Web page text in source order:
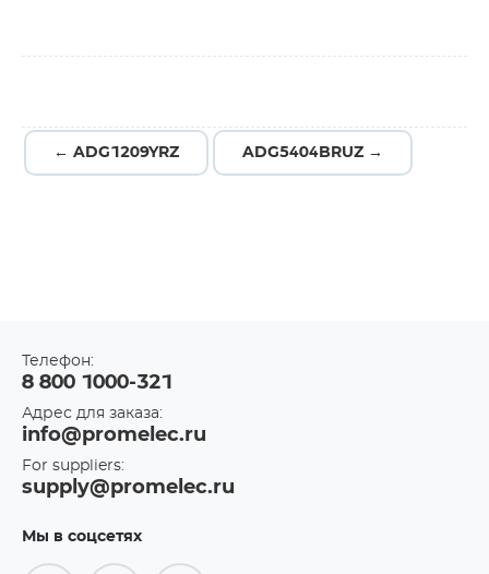
← ADG1209YRZ ADG5404BRUZ →
Телефон:
8 800 1000-321
Адрес для заказа:
info@promelec.ru
For suppliers:
supply@promelec.ru
Мы в соцсетях